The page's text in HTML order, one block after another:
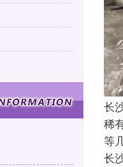
长
稀
等
长